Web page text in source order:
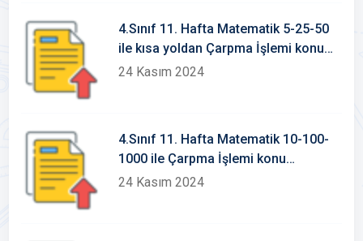
4.Sınıf 11. Hafta Matematik 5-25-50
ile kısa yoldan Çarpma İşlemi konu
etkinlikleri
24 Kasım 2024
4.Sınıf 11. Hafta Matematik 10-100-
1000 ile Çarpma İşlemi konu
etkinlikleri
24 Kasım 2024